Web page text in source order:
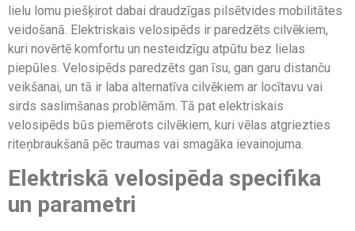
lielu lomu piešķirot dabai draudzīgas pilsētvides mobilitātes
veidošanā. Elektriskais velosipēds ir paredzēts cilvēkiem,
kuri novērtē komfortu un nesteidzīgu atpūtu bez lielas
piepūles. Velosipēds paredzēts gan īsu, gan garu distanču
veikšanai, un tā ir laba alternatīva cilvēkiem ar locītavu vai
sirds saslimšanas problēmām. Tā pat elektriskais
velosipēds būs piemērots cilvēkiem, kuri vēlas atgriezties
riteņbraukšanā pēc traumas vai smagāka ievainojuma.
Elektriskā velosipēda specifika
un parametri